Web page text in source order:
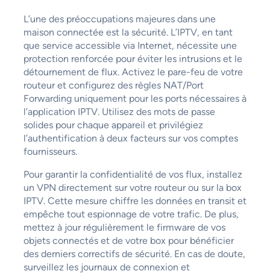
L’une des préoccupations majeures dans une
maison connectée est la sécurité. L’IPTV, en tant
que service accessible via Internet, nécessite une
protection renforcée pour éviter les intrusions et le
détournement de flux. Activez le pare-feu de votre
routeur et configurez des règles NAT/Port
Forwarding uniquement pour les ports nécessaires à
l’application IPTV. Utilisez des mots de passe
solides pour chaque appareil et privilégiez
l’authentification à deux facteurs sur vos comptes
fournisseurs.
Pour garantir la confidentialité de vos flux, installez
un VPN directement sur votre routeur ou sur la box
IPTV. Cette mesure chiffre les données en transit et
empêche tout espionnage de votre trafic. De plus,
mettez à jour régulièrement le firmware de vos
objets connectés et de votre box pour bénéficier
des derniers correctifs de sécurité. En cas de doute,
surveillez les journaux de connexion et